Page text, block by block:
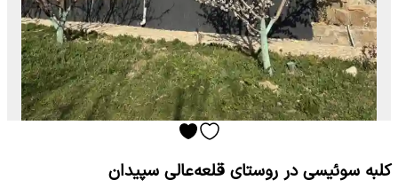
کلبه سوئیسی در روستای قلعه‌عالی سپیدان